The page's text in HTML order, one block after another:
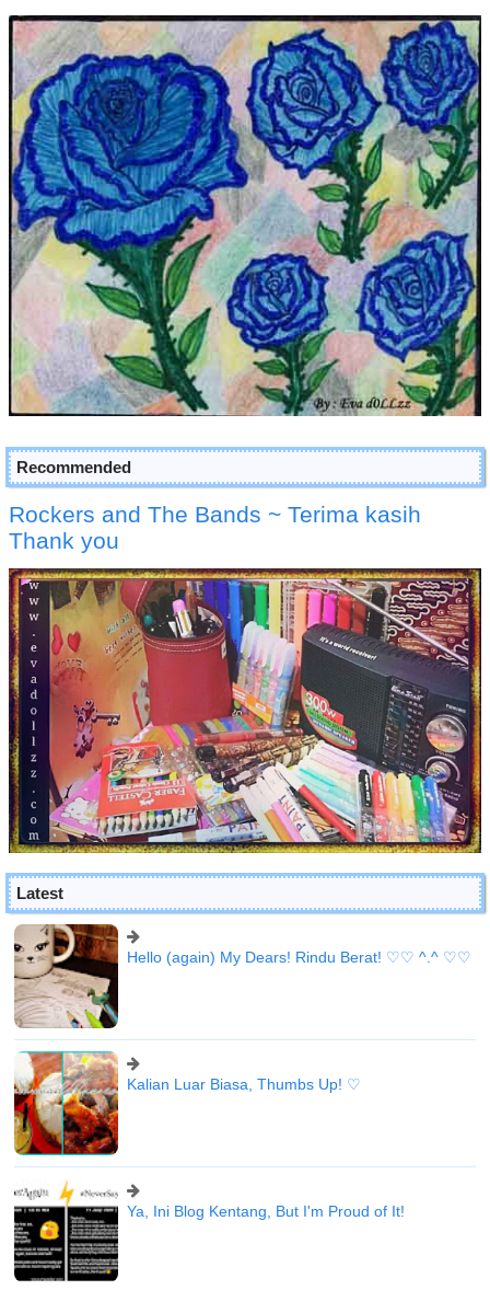
Recommended
Rockers and The Bands ~ Terima kasih
Thank you
Latest
Hello (again) My Dears! Rindu Berat! ♡♡ ^.^ ♡♡
Kalian Luar Biasa, Thumbs Up! ♡
Ya, Ini Blog Kentang, But I'm Proud of It!